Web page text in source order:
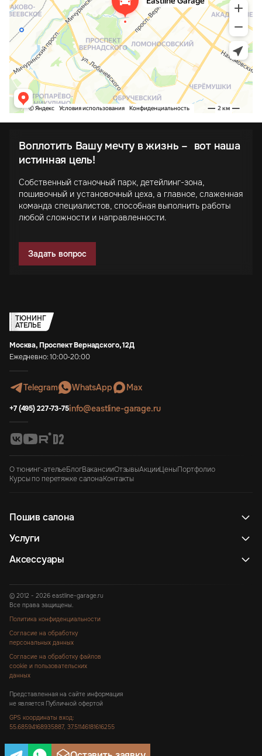
Воплотить Вашу мечту в жизнь – вот наша
истинная цель!
Собственный станочный парк, детейлинг-зона,
пошивочный и установочный цеха, а главное, слаженная
команда специалистов, способная выполнить работы
любой сложности и направленности.
Задать вопрос
ТЮНИНГ
АТЕЛЬЕ
Москва, Проспект Вернадского, 12Д
Ежедневно: 10:00-20:00
Telegram WhatsApp Max
+7 (495) 227-73-75info@eastline-garage.ru
О тюнинг-ательеБлогВакансииОтзывыАкцииЦеныПортфолио
Курсы по перетяжке салонаКонтакты
Пошив салона
Услуги
Аксессуары
© 2012 - 2026 eastline-garage.ru
Все права защищены.
Политика конфиденциальности
Согласие на обработку
персональных данных
Согласие на обработку файлов
cookie и пользовательских
данных
Представленная на сайте информация
не является Публичной офертой
GPS координаты вход:
55.68594168935887, 37.51146181616255